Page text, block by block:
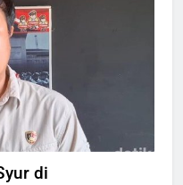
di